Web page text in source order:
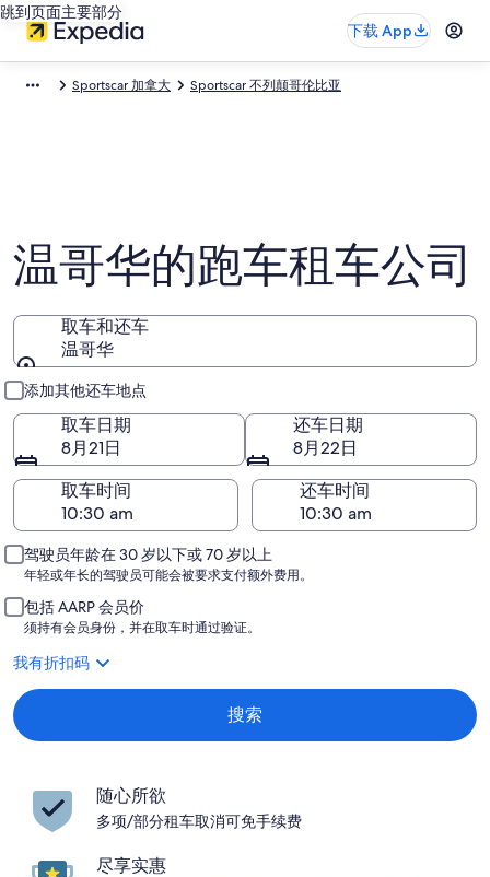
跳到页面主要部分
下载 App
Sportscar 加拿大 Sportscar 不列颠哥伦比亚
温哥华的跑车租车公司
取车和还车
温哥华
取车和还车
添加其他还车地点
取车日期
8月21日
还车日期
8月22日
取车时间
还车时间
驾驶员年龄在 30 岁以下或 70 岁以上
年轻或年长的驾驶员可能会被要求支付额外费用。
包括 AARP 会员价
须持有会员身份，并在取车时通过验证。
我有折扣码
搜索
随心所欲
多项/部分租车取消可免手续费
尽享实惠